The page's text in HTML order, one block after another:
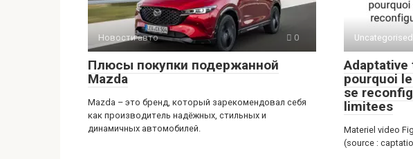
Новости авто 0
Плюсы покупки подержанной
Mazda
Mazda – это бренд, который зарекомендовал себя
как производитель надёжных, стильных и
динамичных автомобилей.
Uncategorised
pourquoi
se
limitees
Materiel video
(source :